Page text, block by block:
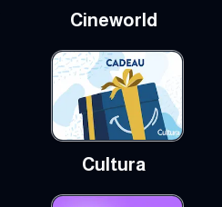
Cineworld
Cultura